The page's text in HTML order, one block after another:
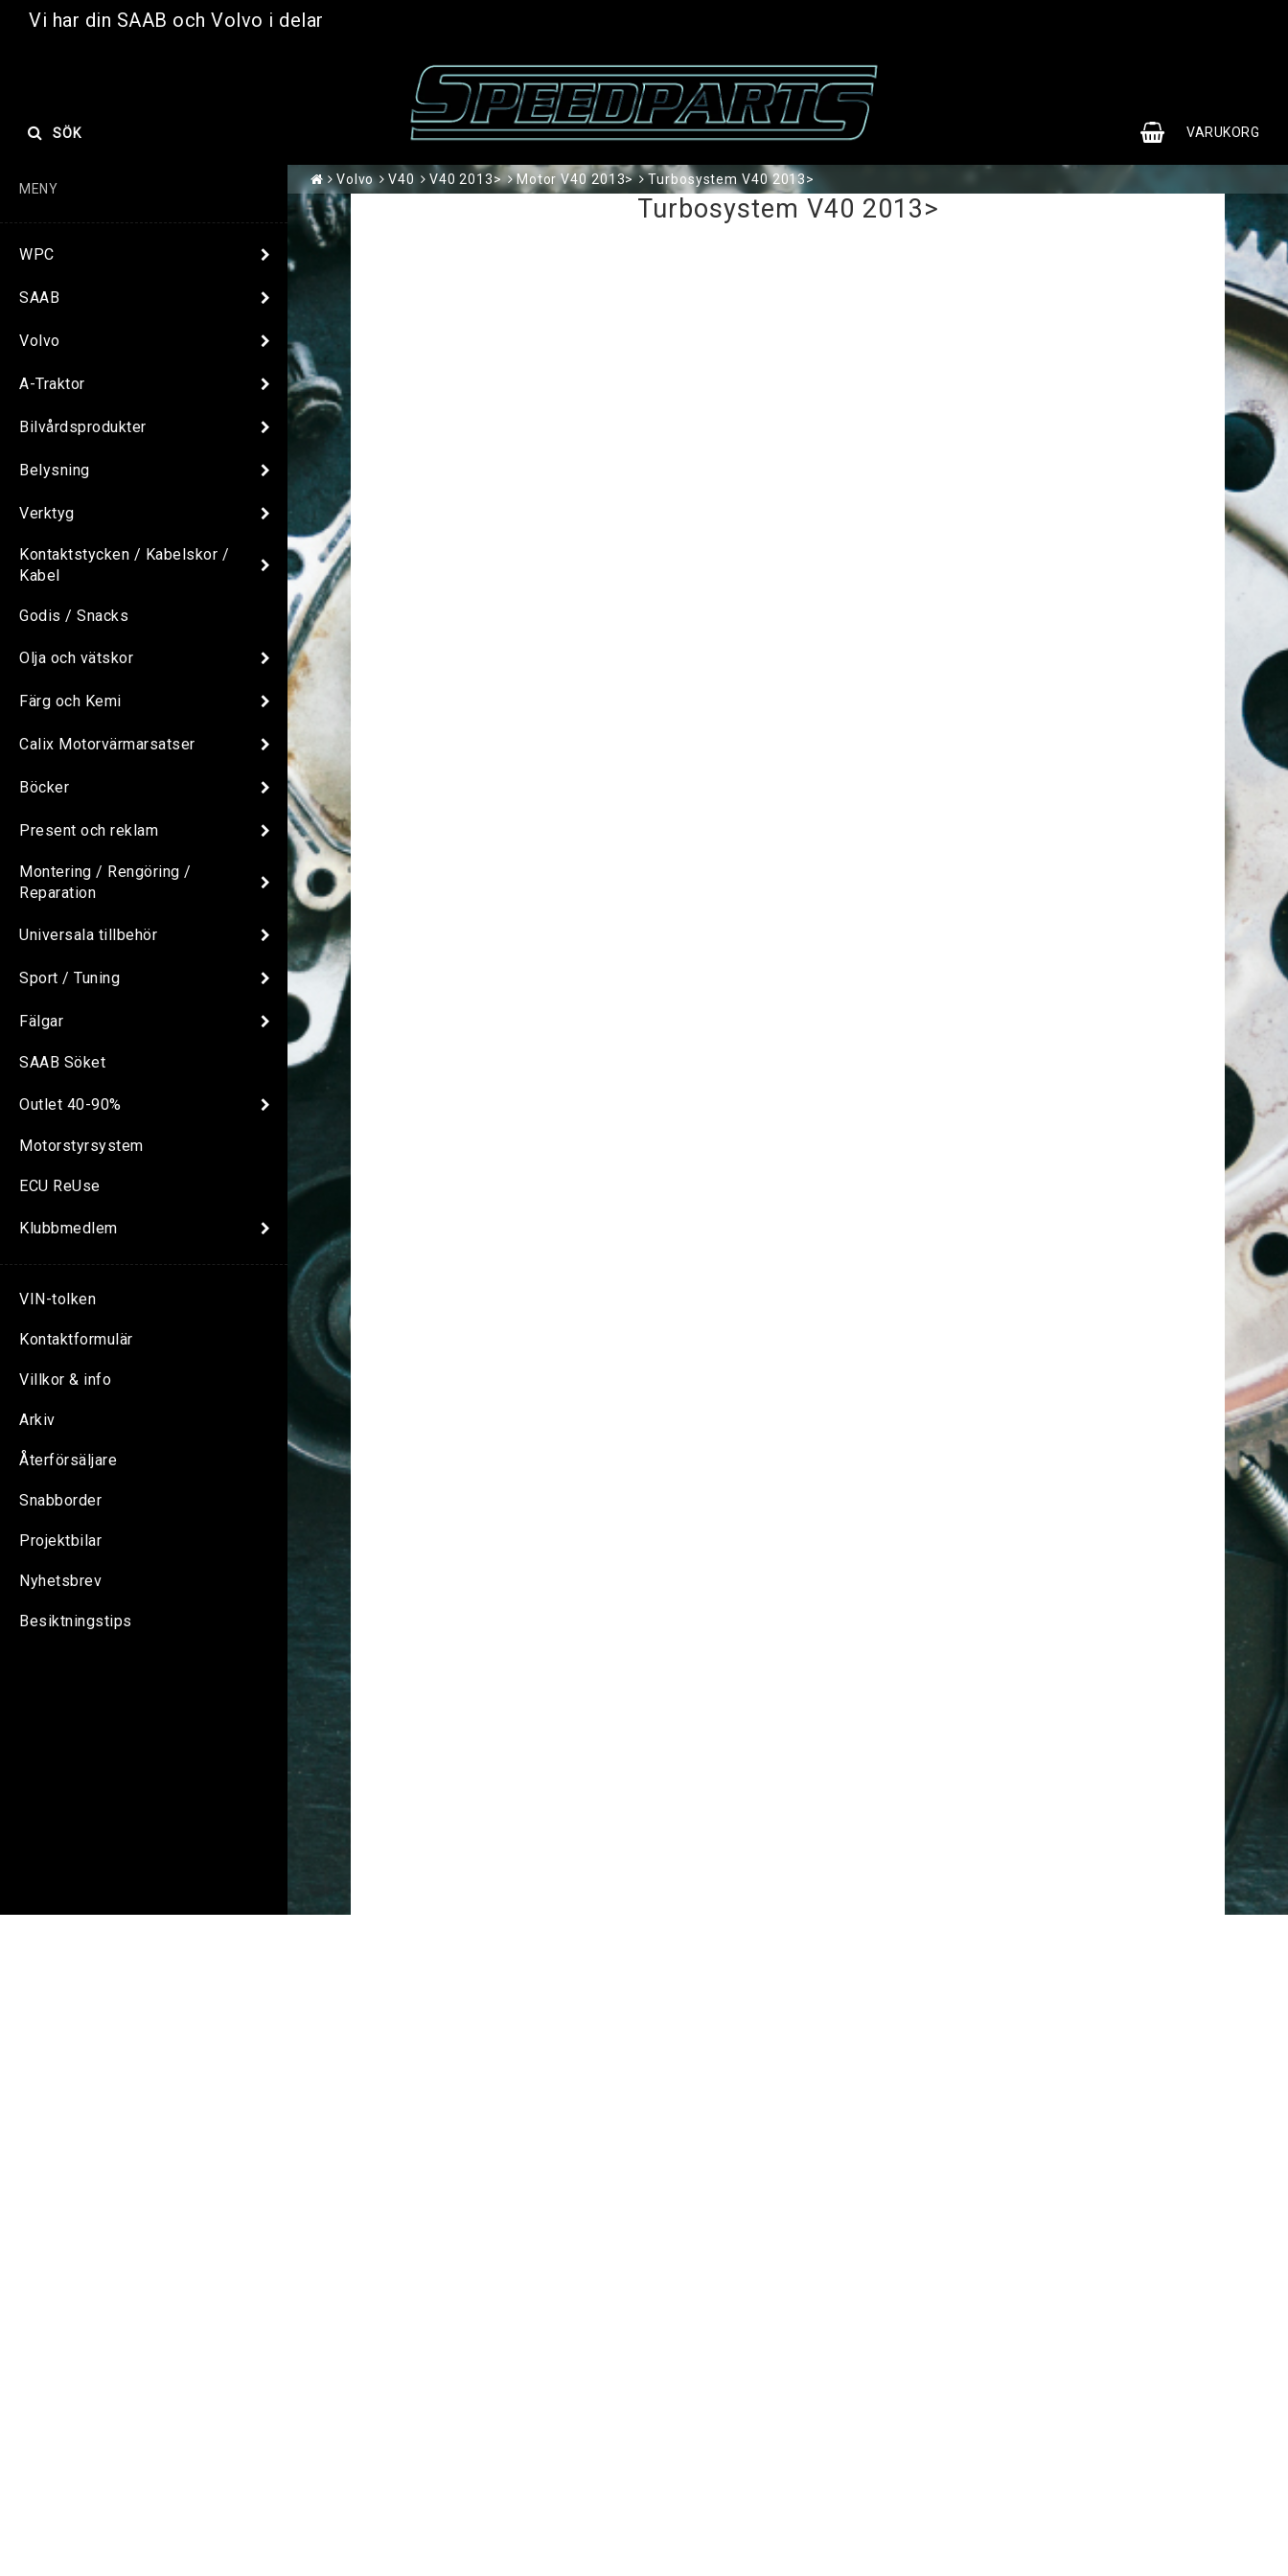
Vi har din SAAB och Volvo i delar
VARUKORG
SÖK
MENY
WPC
SAAB
Volvo
A-Traktor
Bilvårdsprodukter
Belysning
Verktyg
Kontaktstycken / Kabelskor /
Kabel
Godis / Snacks
Olja och vätskor
Färg och Kemi
Calix Motorvärmarsatser
Böcker
Present och reklam
Montering / Rengöring /
Reparation
Universala tillbehör
Sport / Tuning
Fälgar
SAAB Söket
Outlet 40-90%
Motorstyrsystem
ECU ReUse
Klubbmedlem
VIN-tolken
Kontaktformulär
Villkor & info
Arkiv
Återförsäljare
Snabborder
Projektbilar
Nyhetsbrev
Besiktningstips
Volvo V40 V40 2013> Motor V40 2013> Turbosystem V40 2013>
Turbosystem V40 2013>